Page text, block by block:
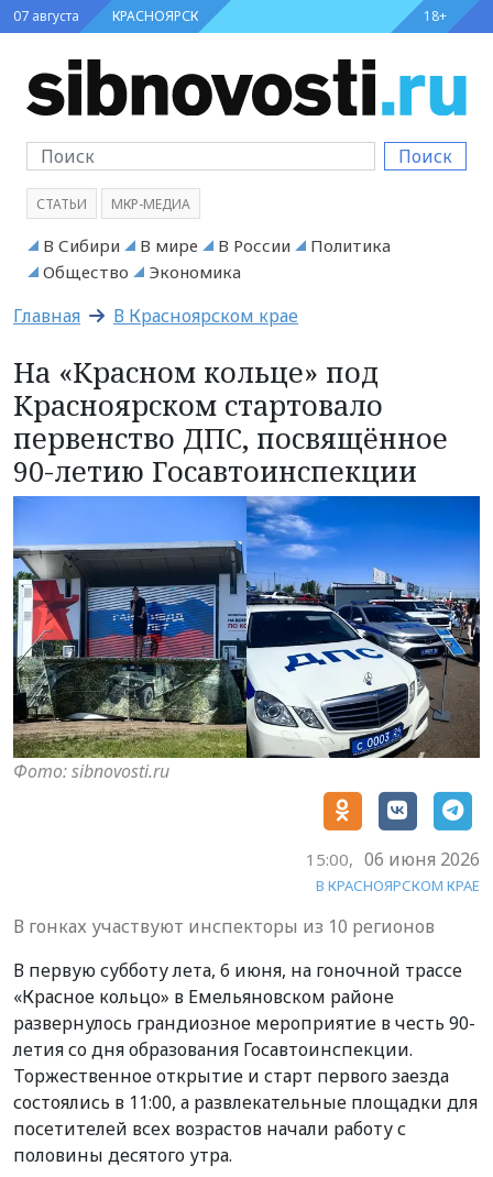
07 августа КРАСНОЯРСК 18+
Поиск
СТАТЬИ МКР-МЕДИА
В Сибири В мире В России
Политика
Общество
Экономика
Главная В Красноярском крае
На «Красном кольце» под
Красноярском стартовало
первенство ДПС, посвящённое
90-летию Госавтоинспекции
Фото: sibnovosti.ru
15:00, 06 июня 2026
В КРАСНОЯРСКОМ КРАЕ
В гонках участвуют инспекторы из 10 регионов
В первую субботу лета, 6 июня, на гоночной трассе
«Красное кольцо» в Емельяновском районе
развернулось грандиозное мероприятие в честь 90-
летия со дня образования Госавтоинспекции.
Торжественное открытие и старт первого заезда
состоялись в 11:00, а развлекательные площадки для
посетителей всех возрастов начали работу с
половины десятого утра.